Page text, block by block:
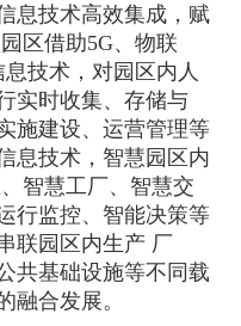
息技术高效集成，赋
区借助5G、物联
技术，对园区内人
实时收集、存储与
施建设、运营管理等
息技术，智慧园区内
智慧工厂、智慧交
行监控、智能决策等
联园区内生产 厂
共基础设施等不同载
融合发展。